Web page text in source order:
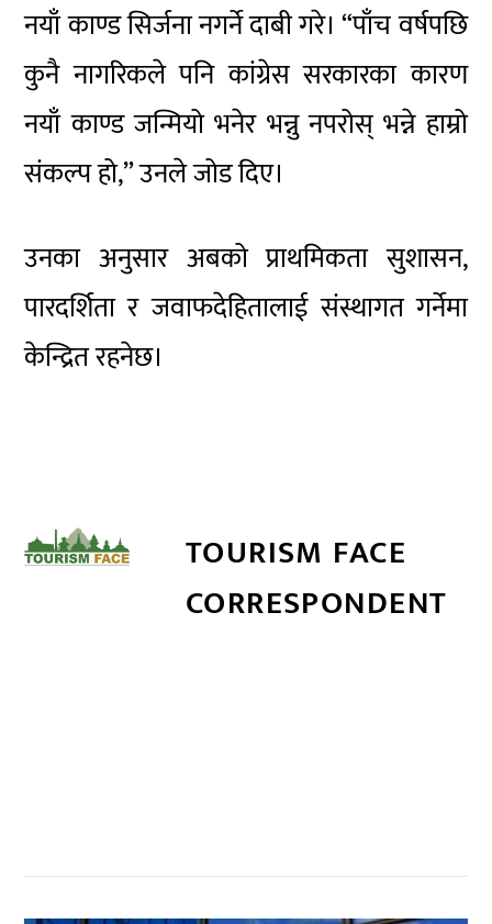
नयाँ काण्ड सिर्जना नगर्ने दाबी गरे। “पाँच वर्षपछि
कुनै नागरिकले पनि कांग्रेस सरकारका कारण
नयाँ काण्ड जन्मियो भनेर भन्नु नपरोस् भन्ने हाम्रो
संकल्प हो,” उनले जोड दिए।
उनका अनुसार अबको प्राथमिकता सुशासन,
पारदर्शिता र जवाफदेहितालाई संस्थागत गर्नेमा
केन्द्रित रहनेछ।
TOURISM FACE
CORRESPONDENT